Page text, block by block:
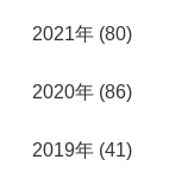
2021年 (80)
2020年 (86)
2019年 (41)